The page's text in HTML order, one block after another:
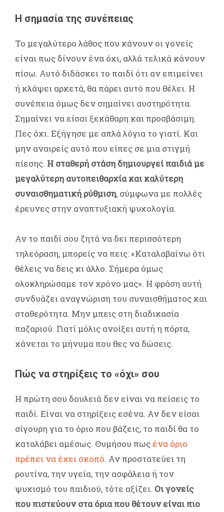
Η σημασία της συνέπειας
Το μεγαλύτερο λάθος που κάνουν οι γονείς
είναι πως δίνουν ένα όχι, αλλά τελικά κάνουν
πίσω. Αυτό διδάσκει το παιδί ότι αν επιμείνει
ή κλάψει αρκετά, θα πάρει αυτό που θέλει. Η
συνέπεια όμως δεν σημαίνει αυστηρότητα.
Σημαίνει να είσαι ξεκάθαρη και προσβάσιμη.
Πες όχι. Εξήγησε με απλά λόγια το γιατί. Και
μην αναιρείς αυτό που είπες σε μια στιγμή
πίεσης. Η σταθερή στάση δημιουργεί παιδιά με
μεγαλύτερη αυτοπειθαρχία και καλύτερη
συναισθηματική ρύθμιση, σύμφωνα με πολλές
έρευνες στην αναπτυξιακή ψυχολογία.
Αν το παιδί σου ζητά να δει περισσότερη
τηλεόραση, μπορείς να πεις: «Καταλαβαίνω ότι
θέλεις να δεις κι άλλο. Σήμερα όμως
ολοκληρώσαμε τον χρόνο μας». Η φράση αυτή
συνδυάζει αναγνώριση του συναισθήματος και
σταθερότητα. Μην μπεις στη διαδικασία
παζαριού. Γιατί μόλις ανοίξει αυτή η πόρτα,
χάνεται το μήνυμα που θες να δώσεις.
Πώς να στηρίξεις το «όχι» σου
Η πρώτη σου δουλειά δεν είναι να πείσεις το
παιδί. Είναι να στηρίξεις εσένα. Αν δεν είσαι
σίγουρη για το όριο που βάζεις, το παιδί θα το
καταλάβει αμέσως. Θυμήσου πως ένα όριο
πρέπει να έχει σκοπό. Αν προστατεύει τη
ρουτίνα, την υγεία, την ασφάλεια ή τον
ψυχισμό του παιδιού, τότε αξίζει. Οι γονείς
που πιστεύουν στα όρια που θέτουν είναι πιο